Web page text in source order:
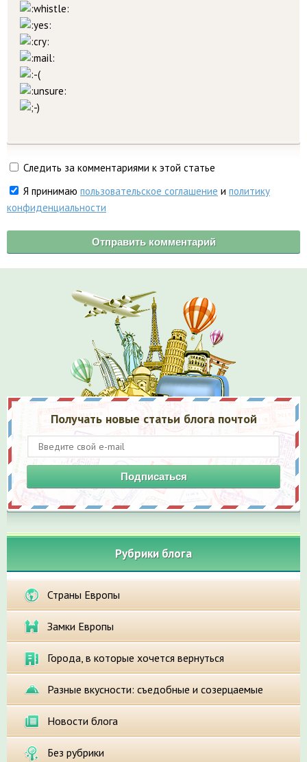
Следить за комментариями к этой статье
Я принимаю пользовательское соглашение и политику
конфиденциальности
Получать новые статьи блога почтой
Подписаться
Рубрики блога
Страны Европы
Замки Европы
Города, в которые хочется вернуться
Разные вкусности: съедобные и созерцаемые
Новости блога
Без рубрики